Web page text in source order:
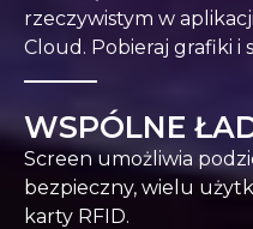
rzeczywistym w
Cloud. Pobieraj grafiki i
WSPÓLNE
Screen umożliwia
bezpieczny, wielu
karty RFID.